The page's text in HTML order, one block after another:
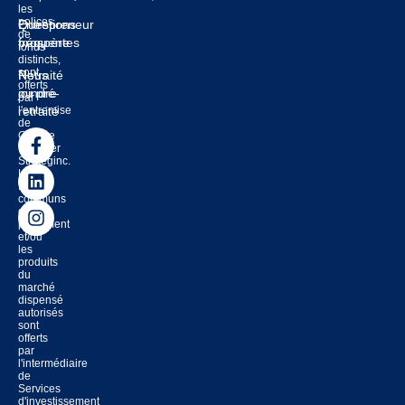
les
polices
de
fonds
distincts,
sont
offerts
par
l'entremise
de
Groupe
financier
Strateginc.
Les
fonds
communs
de
placement
et/ou
les
produits
du
marché
dispensé
autorisés
sont
offerts
par
l'intermédiaire
de
Services
d'investissement
Entrepreneur
prospère
Retraité
ou pré-
retraité
Questions
fréquentes
Nous
joindre